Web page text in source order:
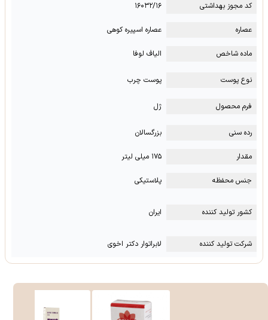
کد مجوز بهداشتی ۱۶۰۳۲/۱۶
عصاره عصاره اسپیره کوهی
ماده شاخص الیاف لوفا
نوع پوست پوست چرب
فرم محصول ژل
رده سنی بزرگسالان
مقدار ۱۷۵ میلی لیتر
جنس محفظه پلاستیکی
کشور تولید کننده ایران
شرکت تولید کننده لابراتوار دکتر اخوی